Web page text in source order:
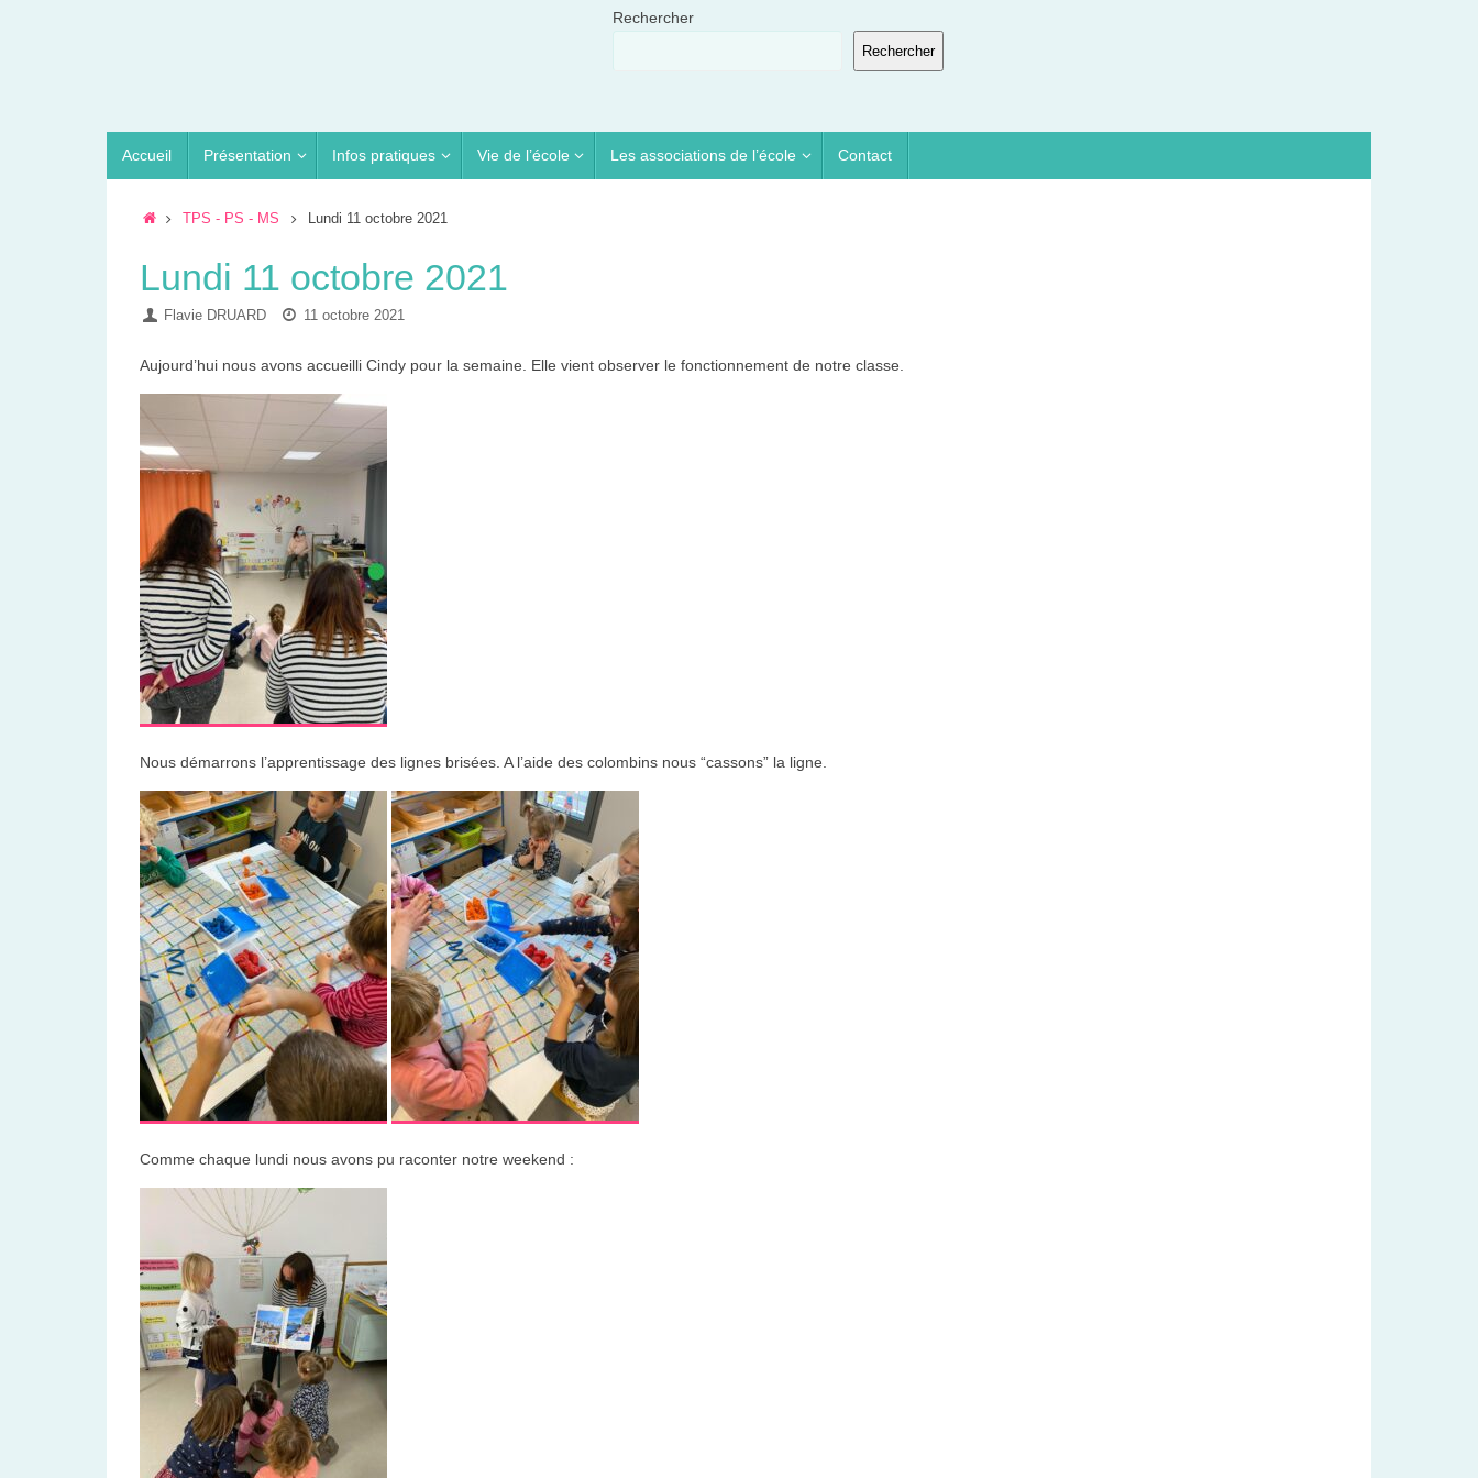
Rechercher
Rechercher
au
Accueil Présentation Infos pratiques Vie de l’école Les associations de l’école Contact
AccueilTPS - PS - MS Lundi 11 octobre 2021
Lundi 11 octobre 2021
Flavie DRUARD 11 octobre 2021
Aujourd’hui nous avons accueilli Cindy pour la semaine. Elle vient observer le fonctionnement de notre classe.
Nous démarrons l’apprentissage des lignes brisées. A l’aide des colombins nous “cassons” la ligne.
Comme chaque lundi nous avons pu raconter notre weekend :